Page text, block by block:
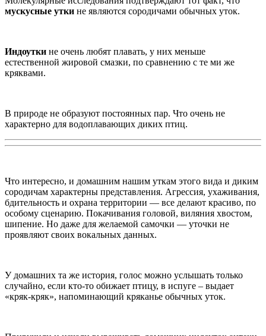
мускусные утки не являются сородичами обычных уток.
Индоутки не очень любят плавать, у них меньше
естественной жировой смазки, по сравнению с те ми же
кряквами.
В природе не образуют постоянных пар. Что очень не
характерно для водоплавающих диких птиц.
Что интересно, и домашним нашим уткам этого вида и диким
сородичам характерны представления. Агрессия, ухаживания,
бдительность и охрана территории — все делают красиво, по
особому сценарию. Покачивания головой, виляния хвостом,
шипение. Но даже для желаемой самочки — уточки не
проявляют своих вокальных данных.
У домашних та же история, голос можно услышать только
случайно, если кто-то обижает птицу, в испуге – выдает
«кряк-кряк», напоминающий кряканье обычных уток.